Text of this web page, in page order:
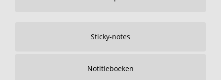
Sticky-notes
Notitieboeken